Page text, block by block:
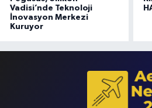
Vadisi’nde Teknoloji
İnovasyon Merkezi
Kuruyor